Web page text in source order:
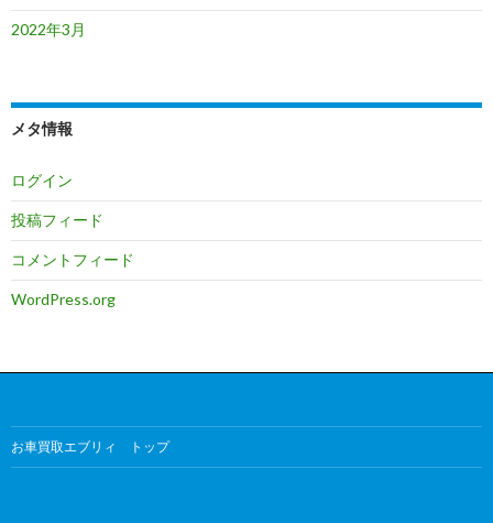
2022年3月
メタ情報
ログイン
投稿フィード
コメントフィード
WordPress.org
お車買取エブリィ トップ